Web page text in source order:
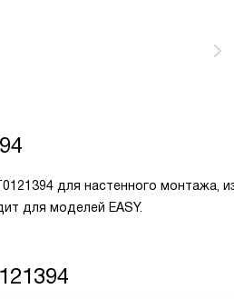
для настенного монтажа,
для моделей EASY.